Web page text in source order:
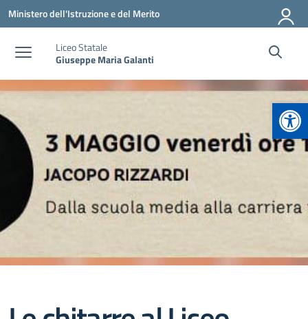
Vai ai contenuti
Vai al menu di navigazione
Vai al footer
Ministero dell'Istruzione e del Merito
Liceo Statale
Giuseppe Maria Galanti